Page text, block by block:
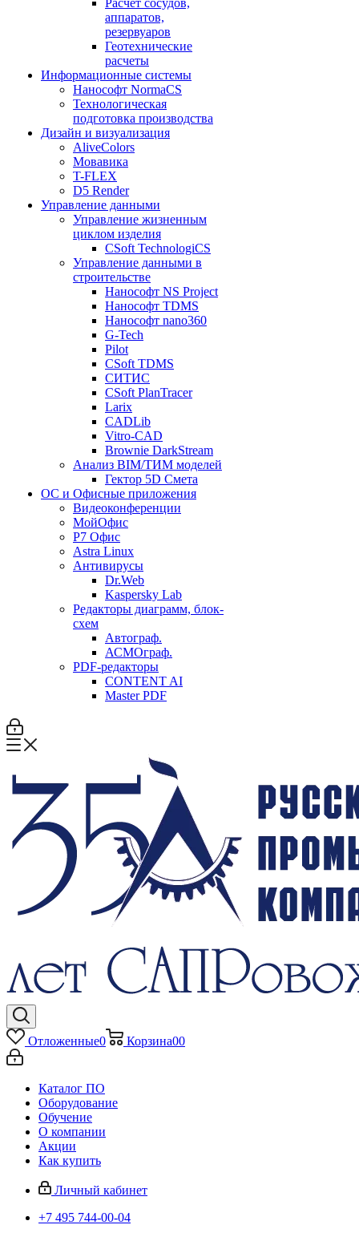
Расчет сосудов,
аппаратов,
резервуаров
Геотехнические
расчеты
Информационные системы
Нанософт NormaCS
Технологическая
подготовка производства
Дизайн и визуализация
AliveColors
Мовавика
T-FLEX
D5 Render
Управление данными
Управление жизненным
циклом изделия
CSoft TechnologiCS
Управление данными в
строительстве
Нанософт NS Project
Нанософт TDMS
Нанософт nano360
G-Tech
Pilot
CSoft TDMS
СИТИС
CSoft PlanTracer
Larix
CADLib
Vitro-CAD
Brownie DarkStream
Анализ BIM/ТИМ моделей
Гектор 5D Смета
ОС и Офисные приложения
Видеоконференции
МойОфис
P7 Офис
Astra Linux
Антивирусы
Dr.Web
Kaspersky Lab
Редакторы диаграмм, блок-
схем
Автограф.
АСМОграф.
PDF-редакторы
CONTENT AI
Master PDF
Отложенные0 Корзина00
Каталог ПО
Оборудование
Обучение
О компании
Акции
Как купить
Личный кабинет
+7 495 744-00-04